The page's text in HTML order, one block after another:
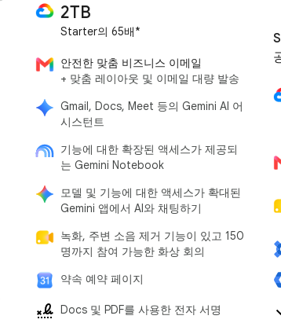
2TB
Starter의 65배*
안전한 맞춤 비즈니스 이메일
+ 맞춤 레이아웃 및 이메일 대량 발송
Gmail, Docs, Meet 등의 Gemini AI 어
시스턴트
기능에 대한 확장된 액세스가 제공되
는 Gemini Notebook
모델 및 기능에 대한 액세스가 확대된
Gemini 앱에서 AI와 채팅하기
녹화, 주변 소음 제거 기능이 있고 150
명까지 참여 가능한 화상 회의
약속 예약 페이지
Docs 및 PDF를 사용한 전자 서명